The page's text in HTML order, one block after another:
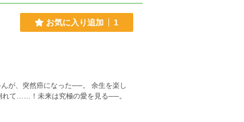
お気に入り追加 1
が、突然癌になった──。 余生を楽し
れて……！未来は究極の愛を見る──。